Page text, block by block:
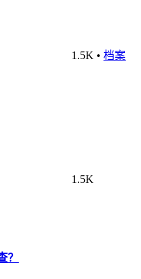
1.5K • 档案
1.5K
？